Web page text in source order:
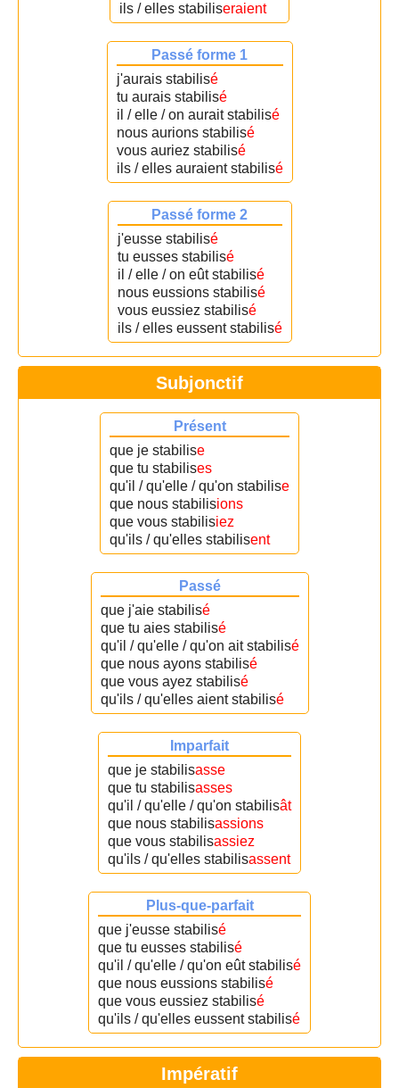
ils / elles stabiliseraient
Passé forme 1
j'aurais stabilisé
tu aurais stabilisé
il / elle / on aurait stabilisé
nous aurions stabilisé
vous auriez stabilisé
ils / elles auraient stabilisé
Passé forme 2
j'eusse stabilisé
tu eusses stabilisé
il / elle / on eût stabilisé
nous eussions stabilisé
vous eussiez stabilisé
ils / elles eussent stabilisé
Subjonctif
Présent
que je stabilise
que tu stabilises
qu'il / qu'elle / qu'on stabilise
que nous stabilisions
que vous stabilisiez
qu'ils / qu'elles stabilisent
Passé
que j'aie stabilisé
que tu aies stabilisé
qu'il / qu'elle / qu'on ait stabilisé
que nous ayons stabilisé
que vous ayez stabilisé
qu'ils / qu'elles aient stabilisé
Imparfait
que je stabilisasse
que tu stabilisasses
qu'il / qu'elle / qu'on stabilisât
que nous stabilisassions
que vous stabilisassiez
qu'ils / qu'elles stabilisassent
Plus-que-parfait
que j'eusse stabilisé
que tu eusses stabilisé
qu'il / qu'elle / qu'on eût stabilisé
que nous eussions stabilisé
que vous eussiez stabilisé
qu'ils / qu'elles eussent stabilisé
Impératif